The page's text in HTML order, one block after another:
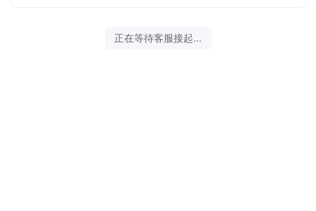
正在等待客服接起...